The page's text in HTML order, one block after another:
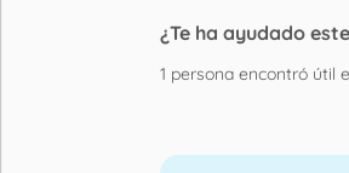
¿Te ha ayudado
1 persona encontró útil